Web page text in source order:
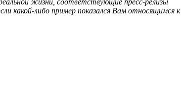
какой-либо пример показался Вам относящимся к